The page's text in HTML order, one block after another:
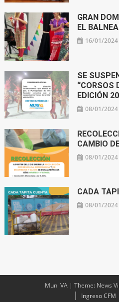
GRAN
EL
16/01/2024
SE
“CORSOS
EDICIÓN
08/01/2024
CAMBIO
08/01/2024
CADA
08/01/2024
Muni VA | Theme: News
Ingreso CFM